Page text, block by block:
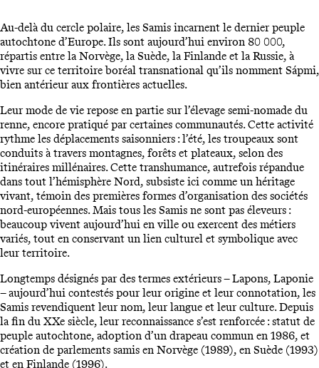
Au-delà du cercle polaire, les Samis incarnent le dernier peuple
autochtone d’Europe. Ils sont aujourd’hui environ 80 000,
répartis entre la Norvège, la Suède, la Finlande et la Russie, à
vivre sur ce territoire boréal transnational qu’ils nomment Sápmi,
bien antérieur aux frontières actuelles.
Leur mode de vie repose en partie sur l’élevage semi-nomade du
renne, encore pratiqué par certaines communautés. Cette activité
rythme les déplacements saisonniers : l’été, les troupeaux sont
conduits à travers montagnes, forêts et plateaux, selon des
itinéraires millénaires. Cette transhumance, autrefois répandue
dans tout l’hémisphère Nord, subsiste ici comme un héritage
vivant, témoin des premières formes d’organisation des sociétés
nord-européennes. Mais tous les Samis ne sont pas éleveurs :
beaucoup vivent aujourd’hui en ville ou exercent des métiers
variés, tout en conservant un lien culturel et symbolique avec
leur territoire.
Longtemps désignés par des termes extérieurs – Lapons, Laponie
– aujourd’hui contestés pour leur origine et leur connotation, les
Samis revendiquent leur nom, leur langue et leur culture. Depuis
la fin du XXe siècle, leur reconnaissance s’est renforcée : statut de
peuple autochtone, adoption d’un drapeau commun en 1986, et
création de parlements samis en Norvège (1989), en Suède (1993)
et en Finlande (1996).